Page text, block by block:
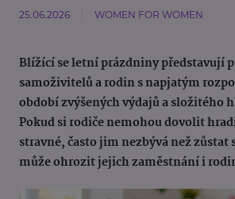
25.06.2026 WOMEN FOR WOMEN
Blížící se letní prázdniny představují
samoživitelů a rodin s napjatým
období zvýšených výdajů a složitého
Pokud si rodiče nemohou dovolit
stravné, často jim nezbývá než zůstat
může ohrozit jejich zaměstnání i